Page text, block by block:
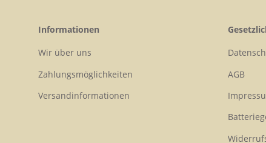
Informationen
Wir über uns
Zahlungsmöglichkeiten
Versandinformationen
AGB